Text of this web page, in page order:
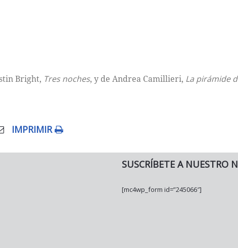
Bright, Tres noches, y de Andrea Camillieri, La pirámide
IMPRIMIR
SUSCRÍBETE A NUESTRO
[mc4wp_form id=”245066″]